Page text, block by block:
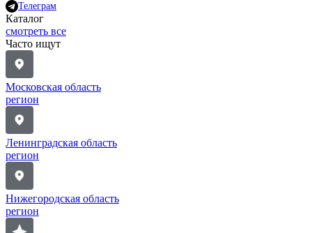
Телеграм
Каталог
смотреть все
Часто ищут
Московская область
регион
Ленинградская область
регион
Нижегородская область
регион